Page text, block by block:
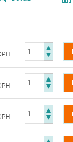
DPH
DPH
DPH